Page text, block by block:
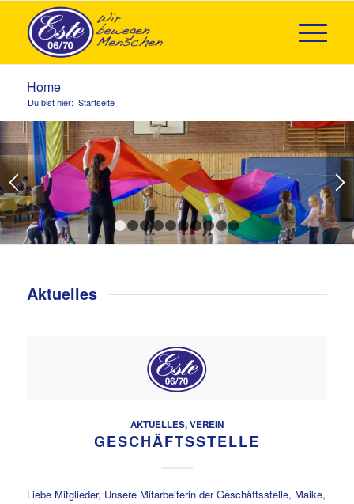
Home
Du bist hier: Startseite
1 2 3 4 7 8 9 10
Aktuelles
AKTUELLES,VEREIN
GESCHÄFTSSTELLE
Liebe Mitglieder, Unsere Mitarbeiterin der Geschäftsstelle, Maike,